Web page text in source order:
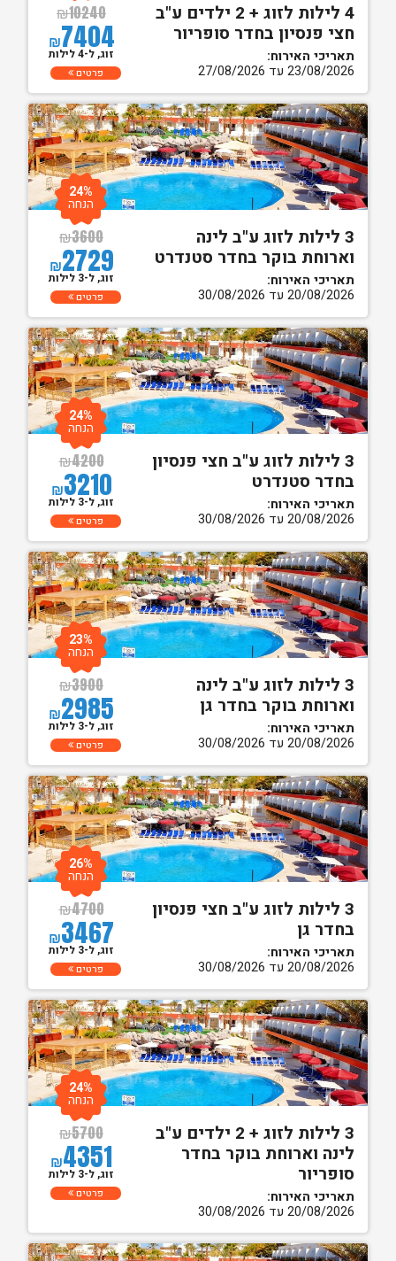
4 לילות לזוג + 2 ילדים ע"ב
חצי פנסיון בחדר סופריור
תאריכי האירוח:
23/08/2026 עד 27/08/2026
₪10240
₪7404
זוג, ל-4 לילות
פרטים
3 לילות לזוג ע"ב לינה
וארוחת בוקר בחדר סטנדרט
תאריכי האירוח:
20/08/2026 עד 30/08/2026
₪3600
₪2729
24%
הנחה
זוג, ל-3 לילות
פרטים
3 לילות לזוג ע"ב חצי פנסיון
בחדר סטנדרט
תאריכי האירוח:
20/08/2026 עד 30/08/2026
₪4200
₪3210
24%
הנחה
זוג, ל-3 לילות
פרטים
3 לילות לזוג ע"ב לינה
וארוחת בוקר בחדר גן
תאריכי האירוח:
20/08/2026 עד 30/08/2026
₪3900
₪2985
23%
הנחה
זוג, ל-3 לילות
פרטים
3 לילות לזוג ע"ב חצי פנסיון
בחדר גן
תאריכי האירוח:
20/08/2026 עד 30/08/2026
₪4700
₪3467
26%
הנחה
זוג, ל-3 לילות
פרטים
3 לילות לזוג + 2 ילדים ע"ב
לינה וארוחת בוקר בחדר
סופריור
תאריכי האירוח:
20/08/2026 עד 30/08/2026
₪5700
₪4351
24%
הנחה
זוג, ל-3 לילות
פרטים